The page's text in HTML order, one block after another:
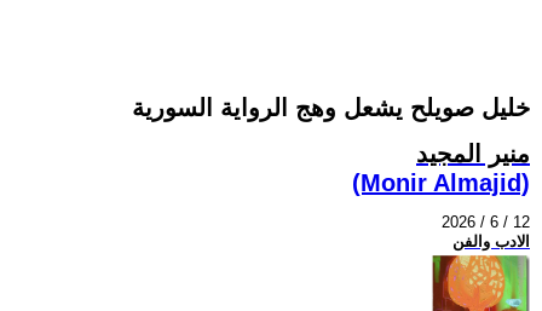
خليل صويلح يشعل وهج الرواية السورية
منير المجيد
(Monir Almajid)
2026 / 6 / 12
الادب والفن